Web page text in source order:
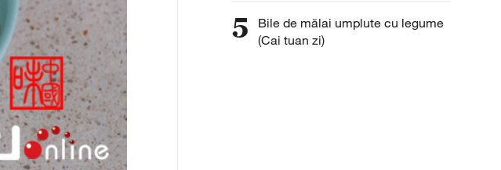
5
Bile de mălai umplute cu legume
(Cai tuan zi)